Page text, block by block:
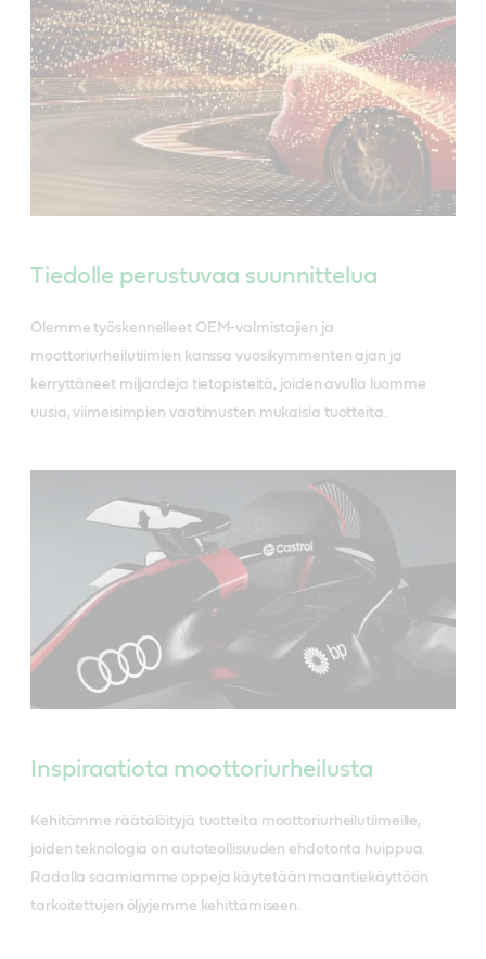
Tiedolle perustuvaa suunnittelua
Olemme työskennelleet OEM-valmistajien ja
moottoriurheilutiimien kanssa vuosikymmenten ajan ja
kerryttäneet miljardeja tietopisteitä, joiden avulla luomme
uusia, viimeisimpien vaatimusten mukaisia tuotteita.
Inspiraatiota moottoriurheilusta
Kehitämme räätälöityjä tuotteita moottoriurheilutiimeille,
joiden teknologia on autoteollisuuden ehdotonta huippua.
Radalla saamiamme oppeja käytetään maantiekäyttöön
tarkoitettujen öljyjemme kehittämiseen.